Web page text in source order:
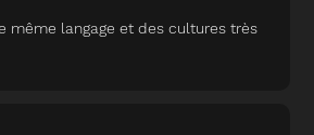
même langage et des cultures très